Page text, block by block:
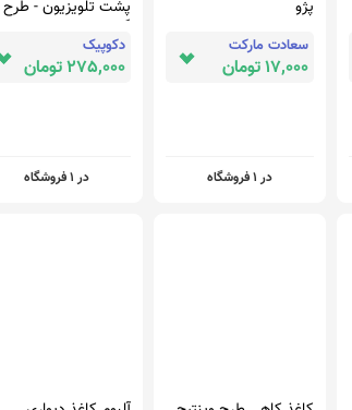
پژو
سعادت مارکت
17,000 تومان
در 1 فروشگاه
پشت تلویزیون - طرح
گل یاسمن و پروانه - کد
wp-lux-007
دکوپیک
275,000 تومان
در 1 فروشگاه